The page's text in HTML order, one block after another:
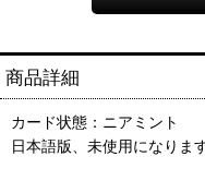
商品詳細
カード状態：ニアミント
日本語版、未使用になります